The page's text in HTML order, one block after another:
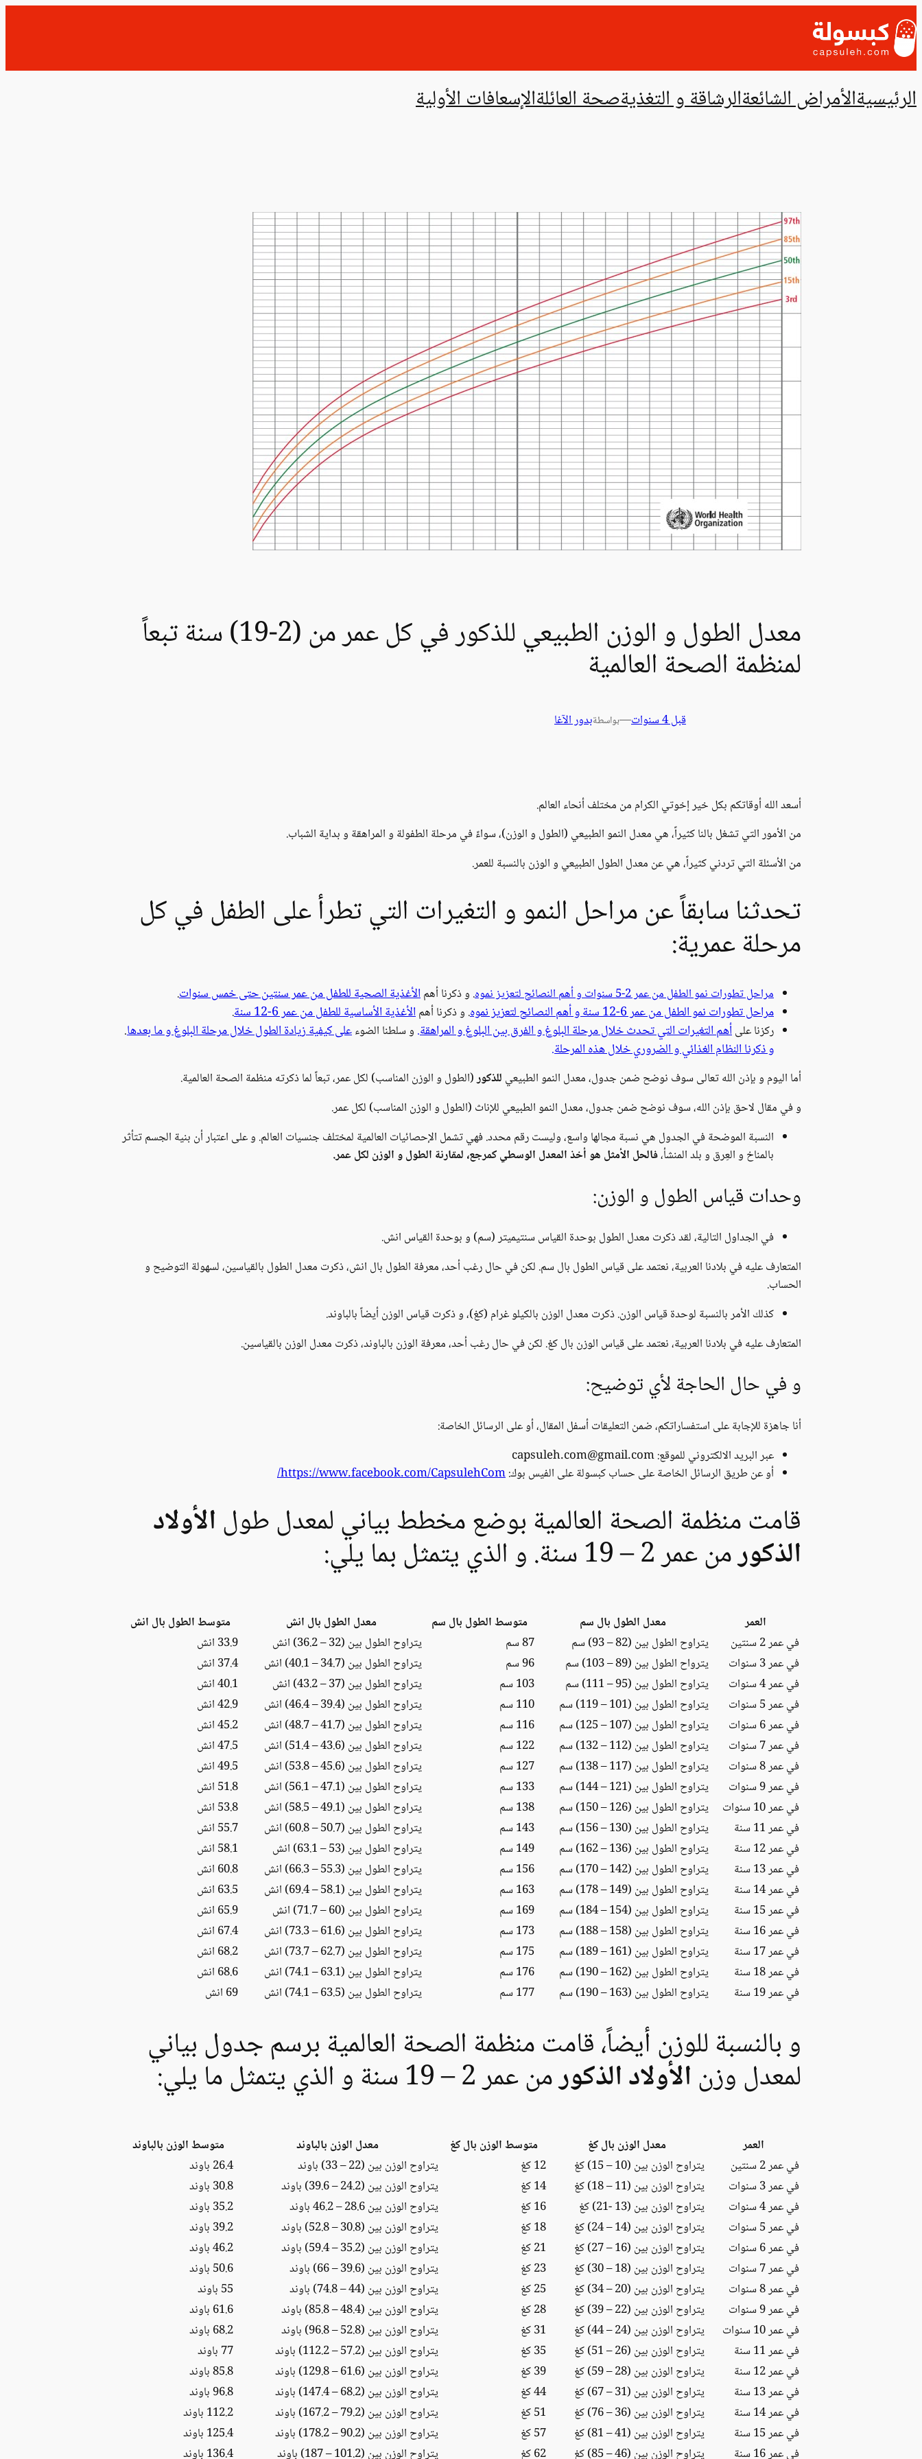
إلى
المحتوى
الرئيسيةالأمراض الشائعةالرشاقة و التغذيةصحة العائلةالإسعافات الأولية
معدل الطول و الوزن الطبيعي للذكور في كل عمر من (2-19) سنة تبعاً
لمنظمة الصحة العالمية
قبل 4 سنوات —بواسطةبدور الآغا
أسعد الله أوقاتكم بكل خير إخوتي الكرام من مختلف أنحاء العالم.
من الأمور التي تشغل بالنا كثيراً، هي معدل النمو الطبيعي (الطول و الوزن)، سواءً في مرحلة الطفولة و المراهقة و بداية الشباب.
من الأسئلة التي تردني كثيراً، هي عن معدل الطول الطبيعي و الوزن بالنسبة للعمر.
تحدثنا سابقاً عن مراحل النمو و التغيرات التي تطرأ على الطفل في كل
مرحلة عمرية:
مراحل تطورات نمو الطفل من عمر 2-5 سنوات و أهم النصائح لتعزيز نموه . و ذكرنا أهمالأغذية الصحية للطفل من عمر سنتين حتى خمس سنوات.
مراحل تطورات نمو الطفل من عمر 6-12 سنة و أهم النصائح لتعزيز نموه . و ذكرنا أهمالأغذية الأساسية للطفل من عمر 6-12 سنة
.
ركزنا علىأهم التغيرات التي تحدث خلال مرحلة البلوغ و الفرق بين البلوغ و المراهقة. و سلطنا الضوءعلى كيفية زيادة الطول خلال مرحلة البلوغ و ما بعدها.
و ذكرنا النظام الغذائي و الضروري خلال هذه المرحلة.
أما اليوم و بإذن الله تعالى سوف نوضح ضمن جدول، معدل النمو الطبيعي للذكور(الطول و الوزن المناسب) لكل عمر، تبعاً لما ذكرته منظمة الصحة العالمية.
و في مقال لاحق بإذن الله، سوف نوضح ضمن جدول، معدل النمو الطبيعي للإناث (الطول و الوزن المناسب) لكل عمر.
النسبة الموضحة في الجدول هي نسبة مجالها واسع، وليست رقم محدد. فهي تشمل الإحصائيات العالمية لمختلف جنسيات العالم. و على اعتبار أن بنية الجسم تتأثر
بالمناخ و العِرق و بلد المنشأ،فالحل الأمثل هو أخذ المعدل الوسطي كمرجع، لمقارنة الطول و الوزن لكل عمر.
وحدات قياس الطول و الوزن:
في الجداول التالية، لقد ذكرت معدل الطول بوحدة القياس سنتيميتر (سم) و بوحدة القياس انش.
المتعارف عليه في بلادنا العربية، نعتمد على قياس الطول بال سم. لكن في حال رغب أحد، معرفة الطول بال انش، ذكرت معدل الطول بالقياسين، لسهولة التوضيح و
الحساب.
كذلك الأمر بالنسبة لوحدة قياس الوزن. ذكرت معدل الوزن بالكيلو غرام (كغ)، و ذكرت قياس الوزن أيضاً بالباوند.
المتعارف عليه في بلادنا العربية، نعتمد على قياس الوزن بال كغ. لكن في حال رغب أحد، معرفة الوزن بالباوند، ذكرت معدل الوزن بالقياسين.
و في حال الحاجة لأي توضيح:
أنا جاهزة للإجابة على استفساراتكم، ضمن التعليقات أسفل المقال، أو على الرسائل الخاصة:
عبر البريد الالكتروني للموقع: capsuleh.com@gmail.com
أو عن طريق الرسائل الخاصة على حساب كبسولة على الفيس بوك:https://www.facebook.com/CapsulehCom/
قامت منظمة الصحة العالمية بوضع مخطط بياني لمعدل طولالأولاد
الذكورمن عمر 2 – 19 سنة. و الذي يتمثل بما يلي:
العمر معدل الطول بال سم متوسط الطول بال سم معدل الطول بال انش
متوسط الطول بال انش
في عمر 2 سنتين
يتراوح الطول بين (82 – 93) سم 87 سم يتراوح الطول بين (32 – 36.2) انش
33.9 انش
في عمر 3 سنوات
يترواح الطول بين (89 – 103) سم 96 سم يتراوح الطول بين (34.7 – 40.1) انش
37.4 انش
في عمر 4 سنوات
يتراوح الطول بين (95 – 111) سم 103 سم يتراوح الطول بين (37 – 43.2) انش
40.1 انش
في عمر 5 سنوات
يتراوح الطول بين (101 – 119) سم 110 سم يتراوح الطول بين (39.4 – 46.4) انش
42.9 انش
في عمر 6 سنوات
يتراوح الطول بين (107 – 125) سم 116 سم يتراوح الطول بين (41.7 – 48.7) انش
45.2 انش
في عمر 7 سنوات
يتراوح الطول بين (112 – 132) سم 122 سم يتراوح الطول بين (43.6 – 51.4) انش
47.5 انش
في عمر 8 سنوات
يتراوح الطول بين (117 – 138) سم 127 سم يتراوح الطول بين (45.6 – 53.8) انش
49.5 انش
في عمر 9 سنوات
يتراوح الطول بين (121 – 144) سم 133 سم يتراوح الطول بين (47.1 – 56.1) انش
51.8 انش
في عمر 10 سنوات
يتراوح الطول بين (126 – 150) سم 138 سم يتراوح الطول بين (49.1 – 58.5) انش
53.8 انش
في عمر 11 سنة
يتراوح الطول بين (130 – 156) سم 143 سم يتراوح الطول بين (50.7 – 60.8) انش
55.7 انش
في عمر 12 سنة
يتراوح الطول بين (136 – 162) سم 149 سم يتراوح الطول بين (53 – 63.1) انش
58.1 انش
في عمر 13 سنة
يتراوح الطول بين (142 – 170) سم 156 سم يتراوح الطول بين (55.3 – 66.3) انش
60.8 انش
في عمر 14 سنة
يتراوح الطول بين (149 – 178) سم 163 سم يتراوح الطول بين (58.1 – 69.4) انش
63.5 انش
في عمر 15 سنة
يتراوح الطول بين (154 – 184) سم 169 سم يتراوح الطول بين (60 – 71.7) انش
65.9 انش
في عمر 16 سنة
يتراوح الطول بين (158 – 188) سم 173 سم يتراوح الطول بين (61.6 – 73.3) انش
67.4 انش
في عمر 17 سنة
يتراوح الطول بين (161 – 189) سم 175 سم يتراوح الطول بين (62.7 – 73.7) انش
68.2 انش
في عمر 18 سنة
يتراوح الطول بين (162 – 190) سم 176 سم يتراوح الطول بين (63.1 – 74.1) انش
68.6 انش
في عمر 19 سنة
يتراوح الطول بين (163 – 190) سم 177 سم يتراوح الطول بين (63.5 – 74.1) انش 69 انش
و بالنسبة للوزن أيضاً، قامت منظمة الصحة العالمية برسم جدول بياني
لمعدل وزنالأولاد الذكورمن عمر 2 – 19 سنة و الذي يتمثل ما يلي:
العمر معدل الوزن بال كغ متوسط الوزن بال كغ معدل الوزن بالباوند
متوسط الوزن بالباوند
في عمر 2 سنتين
يتراوح الوزن بين (10 – 15) كغ 12 كغ يتراوح الوزن بين (22 – 33) باوند
26.4 باوند
في عمر 3 سنوات
يتراوح الوزن بين (11 – 18) كغ 14 كغ يتراوح الوزن بين (24.2 – 39.6) باوند
30.8 باوند
في عمر 4 سنوات
يتراوح الوزن بين (13 -21) كغ 16 كغ يتراوح الوزن بين 28.6 – 46.2 باوند
35.2 باوند
في عمر 5 سنوات
يتراوح الوزن بين (14 – 24) كغ 18 كغ يتراوح الوزن بين (30.8 – 52.8) باوند
39.2 باوند
في عمر 6 سنوات
يتراوح الوزن بين (16 – 27) كغ 21 كغ يتراوح الوزن بين (35.2 – 59.4) باوند
46.2 باوند
في عمر 7 سنوات
يتراوح الوزن بين (18 – 30) كغ 23 كغ يتراوح الوزن بين (39.6 – 66) باوند
50.6 باوند
في عمر 8 سنوات
يتراوح الوزن بين (20 – 34) كغ 25 كغ يتراوح الوزن بين (44 – 74.8) باوند
55 باوند
في عمر 9 سنوات
يتراوح الوزن بين (22 – 39) كغ 28 كغ يتراوح الوزن بين (48.4 – 85.8) باوند
61.6 باوند
في عمر 10 سنوات
يتراوح الوزن بين (24 – 44) كغ 31 كغ يتراوح الوزن بين (52.8 – 96.8) باوند
68.2 باوند
في عمر 11 سنة
يتراوح الوزن بين (26 – 51) كغ 35 كغ يتراوح الوزن بين (57.2 – 112.2) باوند
77 باوند
في عمر 12 سنة
يتراوح الوزن بين (28 – 59) كغ 39 كغ يتراوح الوزن بين (61.6 – 129.8) باوند
85.8 باوند
في عمر 13 سنة
يتراوح الوزن بين (31 – 67) كغ 44 كغ يتراوح الوزن بين (68.2 – 147.4) باوند
96.8 باوند
في عمر 14 سنة
يتراوح الوزن بين (36 – 76) كغ 51 كغ يتراوح الوزن بين (79.2 – 167.2) باوند
112.2 باوند
في عمر 15 سنة
يتراوح الوزن بين (41 – 81) كغ 57 كغ يتراوح الوزن بين (90.2 – 178.2) باوند
125.4 باوند
في عمر 16 سنة
يتراوح الوزن بين (46 – 85) كغ 62 كغ يتراوح الوزن بين (101.2 – 187) باوند 136.4 باوند